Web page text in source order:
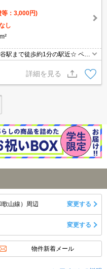
等：3,000円)
し
駅まで徒歩約1分の駅近☆ ペッ
詳細を見る
山線）周辺 変更する
変更する
物件新着メール